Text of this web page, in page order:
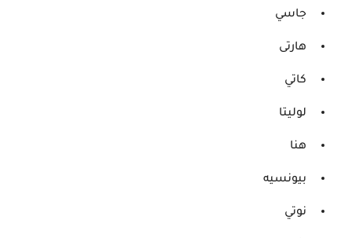
جاسي
هارتى
كاتي
لوليتا
هنا
بيونسيه
نوتي